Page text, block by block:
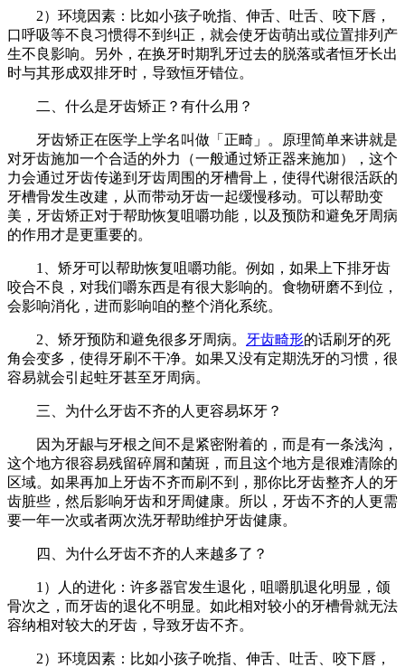
2）环境因素：比如小孩子吮指、伸舌、吐舌、咬下唇，
口呼吸等不良习惯得不到纠正，就会使牙齿萌出或位置排列产
生不良影响。另外，在换牙时期乳牙过去的脱落或者恒牙长出
时与其形成双排牙时，导致恒牙错位。
二、什么是牙齿矫正？有什么用？
牙齿矫正在医学上学名叫做「正畸」。原理简单来讲就是
对牙齿施加一个合适的外力（一般通过矫正器来施加），这个
力会通过牙齿传递到牙齿周围的牙槽骨上，使得代谢很活跃的
牙槽骨发生改建，从而带动牙齿一起缓慢移动。可以帮助变
美，牙齿矫正对于帮助恢复咀嚼功能，以及预防和避免牙周病
的作用才是更重要的。
1、矫牙可以帮助恢复咀嚼功能。例如，如果上下排牙齿
咬合不良，对我们嚼东西是有很大影响的。食物研磨不到位，
会影响消化，进而影响咱的整个消化系统。
2、矫牙预防和避免很多牙周病。 牙齿畸形的话刷牙的死
角会变多，使得牙刷不干净。如果又没有定期洗牙的习惯，很
容易就会引起蛀牙甚至牙周病。
三、为什么牙齿不齐的人更容易坏牙？
因为牙龈与牙根之间不是紧密附着的，而是有一条浅沟，
这个地方很容易残留碎屑和菌斑，而且这个地方是很难清除的
区域。如果再加上牙齿不齐而刷不到，那你比牙齿整齐人的牙
齿脏些，然后影响牙齿和牙周健康。所以，牙齿不齐的人更需
要一年一次或者两次洗牙帮助维护牙齿健康。
四、为什么牙齿不齐的人来越多了？
1）人的进化：许多器官发生退化，咀嚼肌退化明显，颌
骨次之，而牙齿的退化不明显。如此相对较小的牙槽骨就无法
容纳相对较大的牙齿，导致牙齿不齐。
2）环境因素：比如小孩子吮指、伸舌、吐舌、咬下唇，